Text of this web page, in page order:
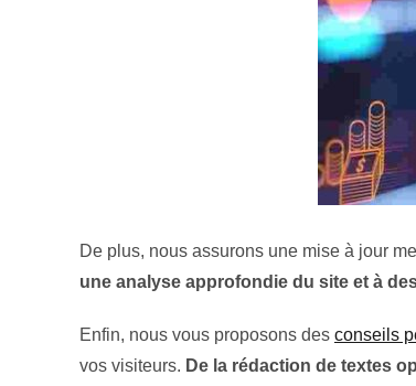
De plus, nous assurons une mise à jour
une analyse approfondie du site et à
Enfin, nous vous proposons des conseils
vos visiteurs. De la rédaction de textes